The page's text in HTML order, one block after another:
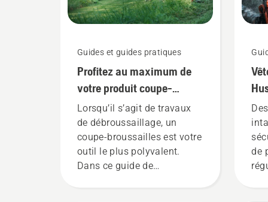
Guides et guides pratiques
Profitez au maximum de
votre produit coupe-
broussailles
Lorsqu’il s’agit de travaux
de débroussaillage, un
coupe-broussailles est votre
outil le plus polyvalent.
Dans ce guide de
de